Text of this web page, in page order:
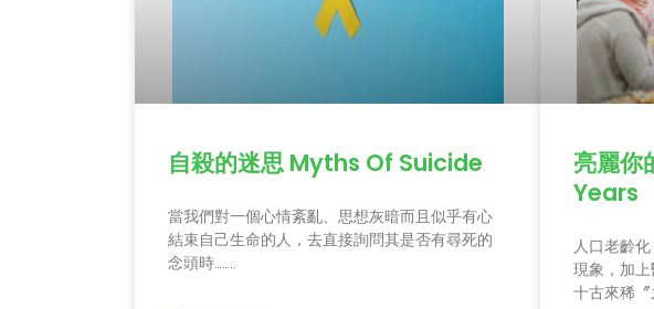
自殺的迷思 Myths Of Suicide
當我們對一個心情紊亂、思想灰暗而且似乎有心
結束自己生命的人，去直接詢問其是否有尋死的
念頭時……..
亮麗你
Years
人口老齡
現象，加
十古來稀〞